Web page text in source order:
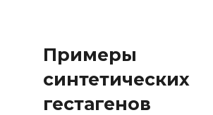
Примеры
синтетических
гестагенов